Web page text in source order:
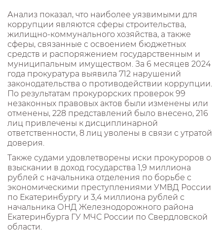
Анализ показал, что наиболее уязвимыми для
коррупции являются сферы строительства,
жилищно-коммунального хозяйства, а также
сферы, связанные с освоением бюджетных
средств и распоряжением государственным и
муниципальным имуществом. За 6 месяцев 2024
года прокуратура выявила 712 нарушений
законодательства о противодействии коррупции.
По результатам прокурорских проверок 99
незаконных правовых актов были изменены или
отменены, 228 представлений было внесено, 216
лиц привлечены к дисциплинарной
ответственности, 8 лиц уволены в связи с утратой
доверия.
Также судами удовлетворены иски прокуроров о
взыскании в доход государства 1,9 миллиона
рублей с начальника отделения по борьбе с
экономическими преступлениями УМВД России
по Екатеринбургу и 3,4 миллиона рублей с
начальника ОНД Железнодорожного района
Екатеринбурга ГУ МЧС России по Свердловской
области.